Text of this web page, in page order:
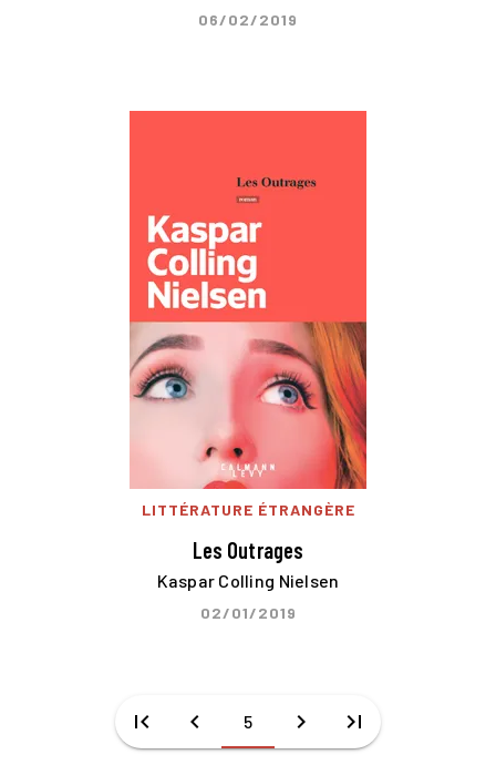
06/02/2019
LITTÉRATURE ÉTRANGÈRE
Les Outrages
Kaspar Colling Nielsen
02/01/2019
first_page chevron_left 5 chevron_right last_page